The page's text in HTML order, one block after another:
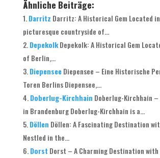
Ähnliche Beiträge:
Darritz Darritz: A Historical Gem Located
picturesque countryside of...
Depekolk Depekolk: A Historical Gem
of Berlin,...
Diepensee Diepensee – Eine Historische
Toren Berlins Diepensee,...
Doberlug-Kirchhain Doberlug-Kirchhain –
in Brandenburg Doberlug-Kirchhain is a...
Döllen Döllen: A Fascinating Destination
Nestled in the...
Dorst Dorst – A Charming Destination